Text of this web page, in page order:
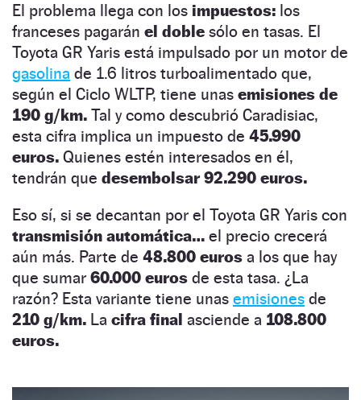
El problema llega con los impuestos: los
franceses pagarán el doble sólo en tasas. El
Toyota GR Yaris está impulsado por un motor de
gasolina de 1.6 litros turboalimentado que,
según el Ciclo WLTP, tiene unas emisiones de
190 g/km. Tal y como descubrió Caradisiac,
esta cifra implica un impuesto de 45.990
euros. Quienes estén interesados en él,
tendrán que desembolsar 92.290 euros.
Eso sí, si se decantan por el Toyota GR Yaris con
transmisión automática… el precio crecerá
aún más. Parte de 48.800 euros a los que hay
que sumar 60.000 euros de esta tasa. ¿La
razón? Esta variante tiene unas emisiones de
210 g/km. La cifra final asciende a 108.800
euros.